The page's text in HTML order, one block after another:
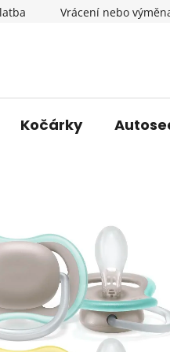
Vrácení nebo
Kočárky